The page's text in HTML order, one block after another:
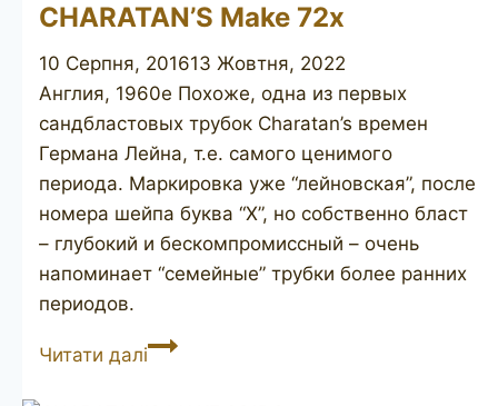
CHARATAN’S Make 72x
10 Серпня, 201613 Жовтня, 2022
Англия, 1960е Похоже, одна из первых
сандбластовых трубок Charatan’s времен
Германа Лейна, т.е. самого ценимого
периода. Маркировка уже “лейновская”, после
номера шейпа буква “Х”, но собственно бласт
– глубокий и бескомпромиссный – очень
напоминает “семейные” трубки более ранних
периодов.
Читати даліCHARATAN’S